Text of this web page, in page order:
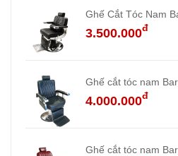
Ghế Cắt Tóc Nam
3.500.000đ
Ghế cắt tóc nam
4.000.000đ
Ghế cắt tóc nam